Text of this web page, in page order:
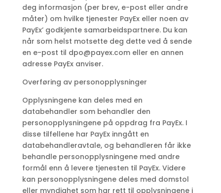
deg informasjon (per brev, e-post eller andre
måter) om hvilke tjenester PayEx eller noen av
PayEx’ godkjente samarbeidspartnere. Du kan
når som helst motsette deg dette ved å sende
en e-post til dpo@payex.comeller en annen
adresse PayEx anviser.
Overføring av personopplysninger
Opplysningene kan deles med en
databehandler som behandler den
personopplysningene på oppdrag fra PayEx. I
disse tilfellene har PayEx inngått en
databehandleravtale, og behandleren får ikke
behandle personopplysningene med andre
formål enn å levere tjenesten til PayEx. Videre
kan personopplysningene deles med domstol
eller myndighet som har rett til opplysningene i